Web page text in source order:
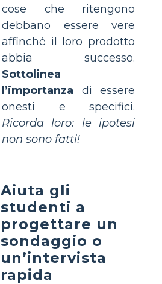
cose che ritengono
debbano essere vere
affinché il loro prodotto
abbia successo.
Sottolinea
l’importanza di essere
onesti e specifici.
Ricorda loro: le ipotesi
non sono fatti!
Aiuta gli
studenti a
progettare un
sondaggio o
un’intervista
rapida